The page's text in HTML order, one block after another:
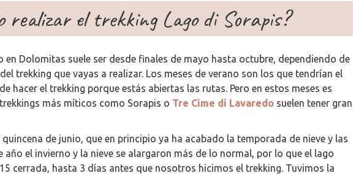
realizar el trekking Lago di Sorapis?
en Dolomitas suele ser desde finales de mayo hasta octubre, dependiendo de
trekking que vayas a realizar. Los meses de verano son los que tendrían el
hacer el trekking porque estás abiertas las rutas. Pero en estos meses es
más míticos como Sorapis o Tre Cime di Lavaredo suelen tener gran
de junio, que en principio ya ha acabado la temporada de nieve y las
año el invierno y la nieve se alargaron más de lo normal, por lo que el lago
cerrada, hasta 3 días antes que nosotros hicimos el trekking. Tuvimos la